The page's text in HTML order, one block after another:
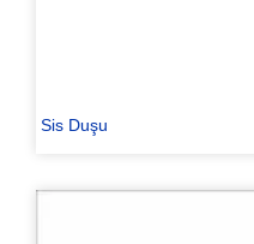
Sis Duşu